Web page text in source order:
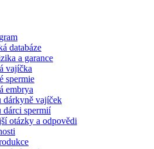
databáze
a garance
vajíčka
spermie
embrya
dárkyně vajíček
dárci spermií
otázky a odpovědi